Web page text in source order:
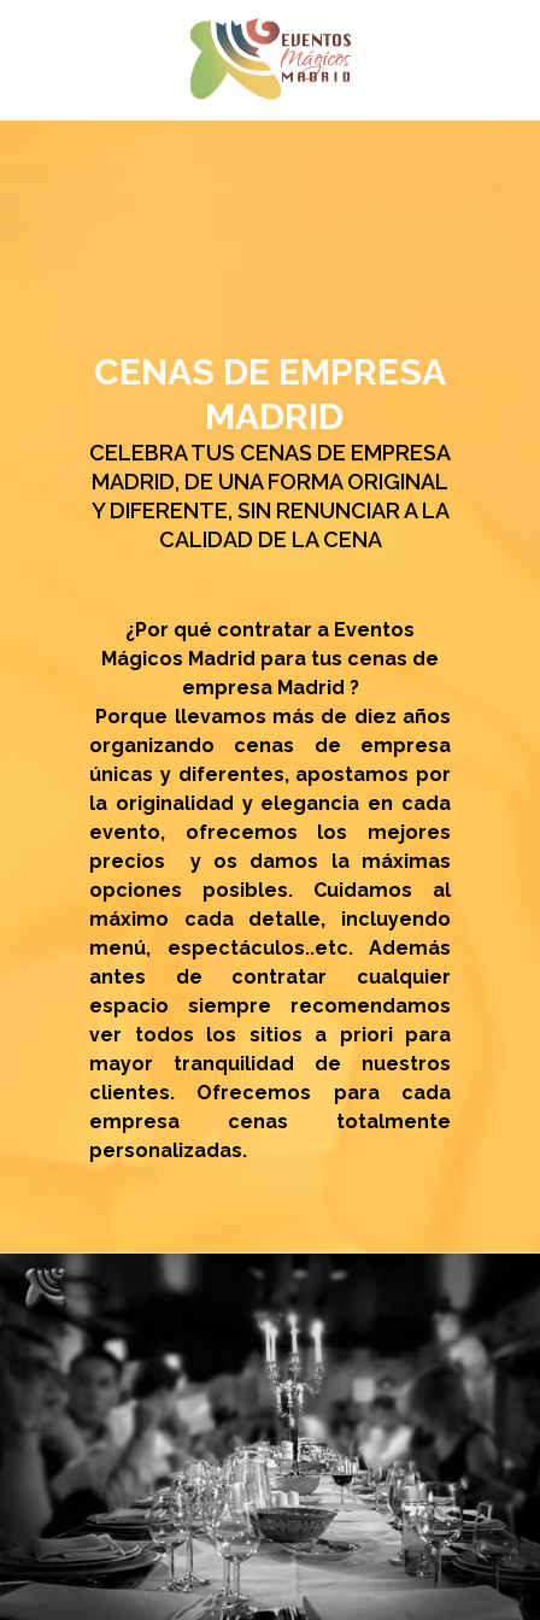
CENAS DE EMPRESA
MADRID
CELEBRA TUS CENAS DE EMPRESA
MADRID, DE UNA FORMA ORIGINAL
Y DIFERENTE, SIN RENUNCIAR A LA
CALIDAD DE LA CENA
¿Por qué contratar a Eventos
Mágicos Madrid para tus cenas de
empresa Madrid ?
Porque llevamos más de diez años
organizando cenas de empresa
únicas y diferentes, apostamos por
la originalidad y elegancia en cada
evento, ofrecemos los mejores
precios y os damos la máximas
opciones posibles. Cuidamos al
máximo cada detalle, incluyendo
menú, espectáculos..etc. Además
antes de contratar cualquier
espacio siempre recomendamos
ver todos los sitios a priori para
mayor tranquilidad de nuestros
clientes. Ofrecemos para cada
empresa cenas totalmente
personalizadas.